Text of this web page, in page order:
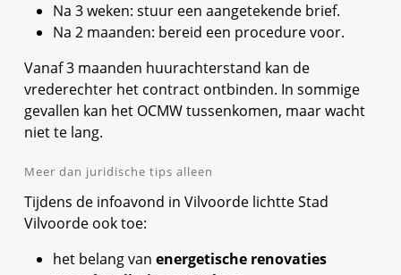
Na 3 weken: stuur een aangetekende brief.
Na 2 maanden: bereid een procedure voor.
Vanaf 3 maanden huurachterstand kan de
vrederechter het contract ontbinden. In sommige
gevallen kan het OCMW tussenkomen, maar wacht
niet te lang.
Meer dan juridische tips alleen
Tijdens de infoavond in Vilvoorde lichtte Stad
Vilvoorde ook toe:
het belang van energetische renovaties